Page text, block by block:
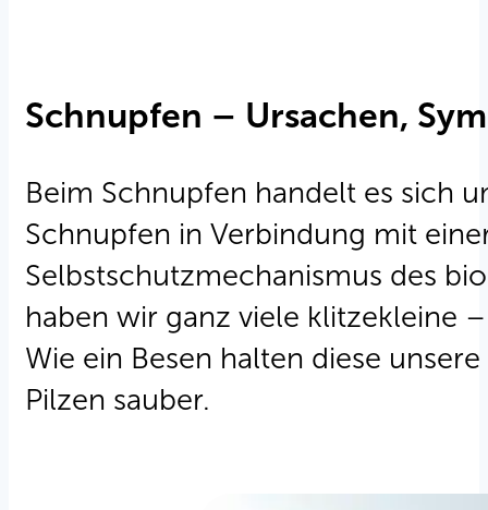
Schnupfen – Ursachen,
Beim Schnupfen handelt es sich
Schnupfen in Verbindung mit
Selbstschutzmechanismus des
haben wir ganz viele klitzekleine
Wie ein Besen halten diese
Pilzen sauber.